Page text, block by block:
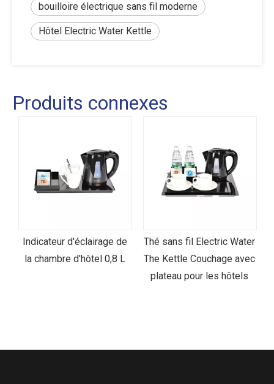
bouilloire électrique sans fil moderne
Hôtel Electric Water Kettle
Produits connexes
Indicateur d'éclairage de
la chambre d'hôtel 0,8 L
Thé sans fil Electric Water
The Kettle Couchage avec
plateau pour les hôtels